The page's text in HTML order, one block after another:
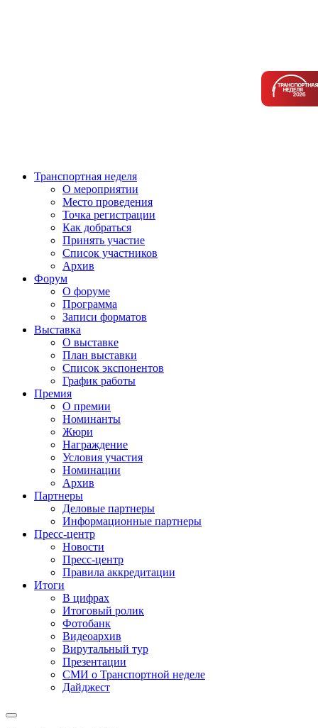
Транспортная неделя
О мероприятии
Место проведения
Точка регистрации
Как добраться
Принять участие
Список участников
Архив
Форум
О форуме
Программа
Записи форматов
Выставка
О выставке
План выставки
Список экспонентов
График работы
Премия
О премии
Номинанты
Жюри
Награждение
Условия участия
Номинации
Архив
Партнеры
Деловые партнеры
Информационные партнеры
Пресс-центр
Новости
Пресс-центр
Правила аккредитации
Итоги
В цифрах
Итоговый ролик
Фотобанк
Видеоархив
Вирутальный тур
Презентации
СМИ о Транспортной неделе
Дайджест